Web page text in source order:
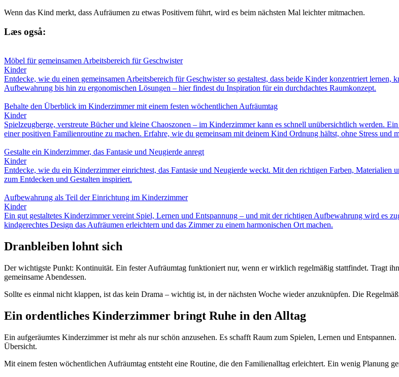
Wenn das Kind merkt, dass Aufräumen zu etwas Positivem führt, wird es beim nächsten Mal leichter mitmachen.
Læs også:
Möbel für gemeinsamen Arbeitsbereich für Geschwister
Kinder
Entdecke, wie du einen gemeinsamen Arbeitsbereich für Geschwister so gestaltest, dass beide Kinder konzentriert
Aufbewahrung bis hin zu ergonomischen Lösungen – hier findest du Inspiration für ein durchdachtes Raumkonzept.
Behalte den Überblick im Kinderzimmer mit einem festen wöchentlichen Aufräumtag
Kinder
Spielzeugberge, verstreute Bücher und kleine Chaoszonen – im Kinderzimmer kann es schnell unübersichtlich werden.
einer positiven Familienroutine zu machen. Erfahre, wie du gemeinsam mit deinem Kind Ordnung hältst, ohne Stress und
Gestalte ein Kinderzimmer, das Fantasie und Neugierde anregt
Kinder
Entdecke, wie du ein Kinderzimmer einrichtest, das Fantasie und Neugierde weckt. Mit den richtigen Farben,
zum Entdecken und Gestalten inspiriert.
Aufbewahrung als Teil der Einrichtung im Kinderzimmer
Kinder
Ein gut gestaltetes Kinderzimmer vereint Spiel, Lernen und Entspannung – und mit der richtigen Aufbewahrung wird es
kindgerechtes Design das Aufräumen erleichtern und das Zimmer zu einem harmonischen Ort machen.
Dranbleiben lohnt sich
Der wichtigste Punkt: Kontinuität. Ein fester Aufräumtag funktioniert nur, wenn er wirklich regelmäßig stattfindet. Tragt
gemeinsame Abendessen.
Sollte es einmal nicht klappen, ist das kein Drama – wichtig ist, in der nächsten Woche wieder anzuknüpfen. Die
Ein ordentliches Kinderzimmer bringt Ruhe in den Alltag
Ein aufgeräumtes Kinderzimmer ist mehr als nur schön anzusehen. Es schafft Raum zum Spielen, Lernen und
Übersicht.
Mit einem festen wöchentlichen Aufräumtag entsteht eine Routine, die den Familienalltag erleichtert. Ein wenig Planung